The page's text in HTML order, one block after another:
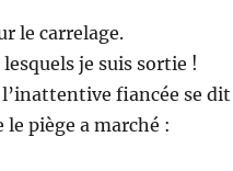
le carrelage.
je suis sortie !
l’inattentive fiancée se dit
le piège a marché :